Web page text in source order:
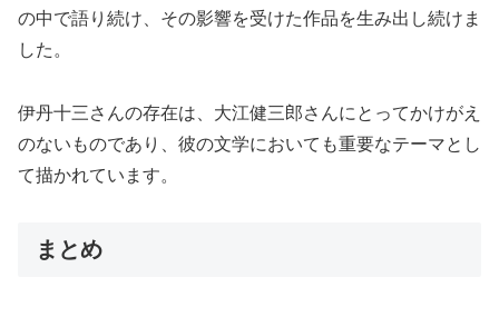
の中で語り続け、その影響を受けた作品を生み出し続けま
した。
伊丹十三さんの存在は、大江健三郎さんにとってかけがえ
のないものであり、彼の文学においても重要なテーマとし
て描かれています。
まとめ